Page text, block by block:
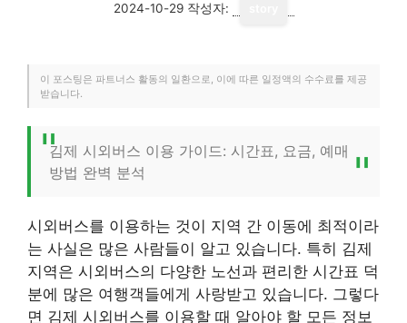
2024-10-29 작성자:
이 포스팅은 파트너스 활동의 일환으로, 이에 따른 일정액의 수수료를 제공
받습니다.
김제 시외버스 이용 가이드: 시간표, 요금, 예매
방법 완벽 분석
시외버스를 이용하는 것이 지역 간 이동에 최적이라
는 사실은 많은 사람들이 알고 있습니다. 특히 김제
지역은 시외버스의 다양한 노선과 편리한 시간표 덕
분에 많은 여행객들에게 사랑받고 있습니다. 그렇다
면 김제 시외버스를 이용할 때 알아야 할 모든 정보